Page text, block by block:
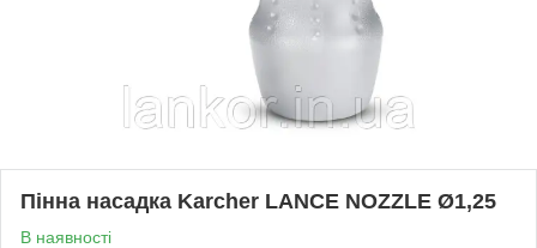
Пінна насадка Karcher LANCE NOZZLE Ø1,25
В наявності